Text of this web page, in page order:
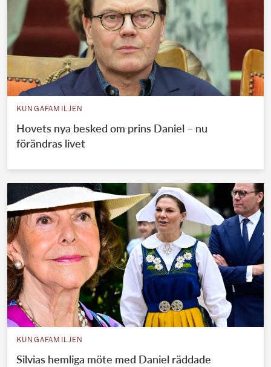
KUNGAFAMILJEN
Hovets nya besked om prins Daniel – nu
förändras livet
KUNGAFAMILJEN
Silvias hemliga möte med Daniel räddade